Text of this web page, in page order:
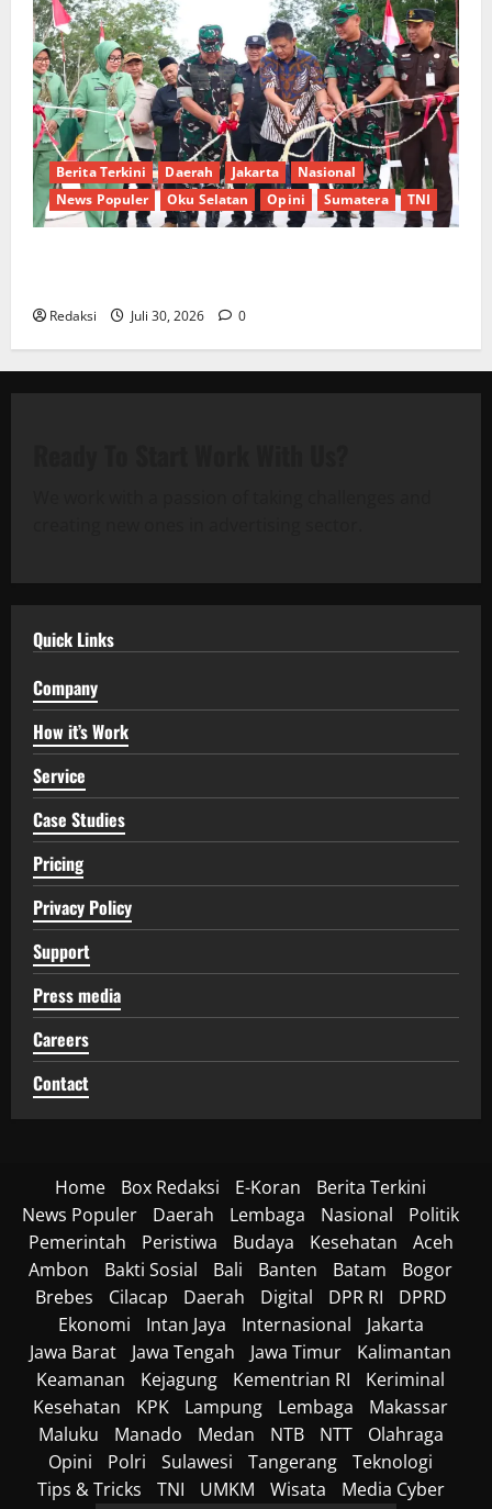
Berita Terkini Daerah Jakarta
Nasional
News Populer
Oku Selatan Opini Sumatera TNI
Redaksi Juli 30, 2026 0
Quick Links
Company
How it’s Work
Service
Case Studies
Pricing
Privacy Policy
Support
Press media
Careers
Contact
Home Box Redaksi E-Koran
Berita Terkini
News Populer
Daerah Lembaga Nasional
Politik
Pemerintah
Peristiwa Budaya Kesehatan
Aceh
Ambon
Bakti Sosial Bali Banten Batam
Bogor
Brebes
Cilacap Daerah Digital DPR RI
DPRD
Ekonomi
Intan Jaya Internasional
Jakarta
Jawa Barat
Jawa Tengah Jawa Timur
Kalimantan
Keamanan
Kejagung Kementrian RI
Keriminal
Kesehatan
KPK Lampung Lembaga
Makassar
Maluku
Manado Medan NTB NTT
Olahraga
Opini
Polri Sulawesi Tangerang
Teknologi
Tips & Tricks
TNI UMKM Wisata Media Cyber